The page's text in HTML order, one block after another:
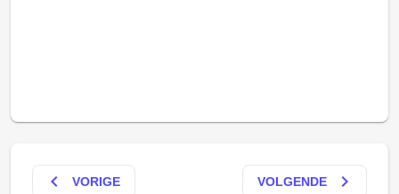
keyboard_arrow_left VORIGE VOLGENDE keyboard_arrow_right